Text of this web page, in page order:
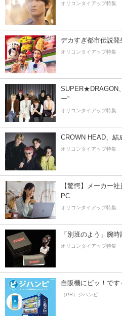
オリコンタイアップ特集
デカすぎ都市伝説
オリコンタイアップ特集
SUPER★DRAGON
ー”
オリコンタイアップ特集
CROWN HEAD、結
オリコンタイアップ特集
【驚愕】メーカー
PC
オリコンタイアップ特集
「別班のよう」腕
オリコンタイアップ特集
自販機にピッ！です
（PR）ジハンピ